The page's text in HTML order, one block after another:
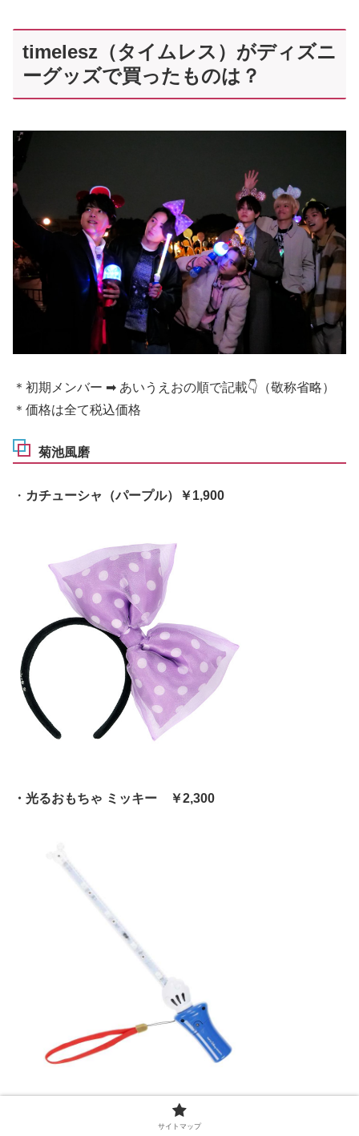
timelesz（タイムレス）がディズニ
ーグッズで買ったものは？
＊初期メンバー ➡ あいうえおの順で記載👇（敬称省略）
＊価格は全て税込価格
菊池風磨
・ カチューシャ（パープル）￥1,900
・光るおもちゃ ミッキー ￥2,300
サイトマップ